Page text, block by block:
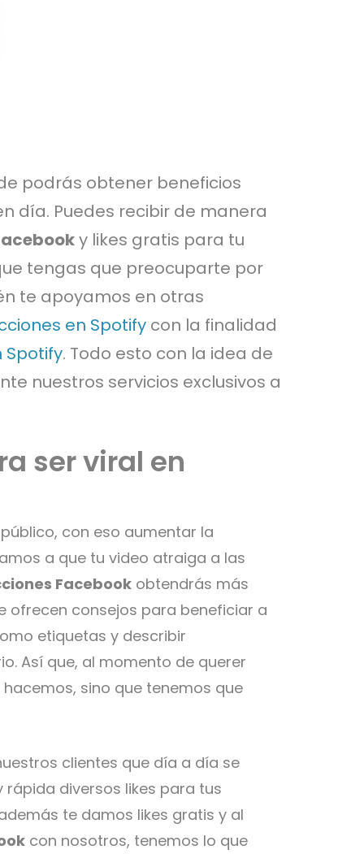
podrás obtener beneficios
día. Puedes recibir de manera
y likes gratis para tu
tengas que preocuparte por
te apoyamos en otras
en Spotify con la finalidad
Spotify. Todo esto con la idea de
nuestros servicios exclusivos a
ser viral en
con eso aumentar la
a que tu video atraiga a las
Facebook obtendrás más
ofrecen consejos para beneficiar a
etiquetas y describir
Así que, al momento de querer
sino que tenemos que
clientes que día a día se
diversos likes para tus
te damos likes gratis y al
con nosotros, tenemos lo que